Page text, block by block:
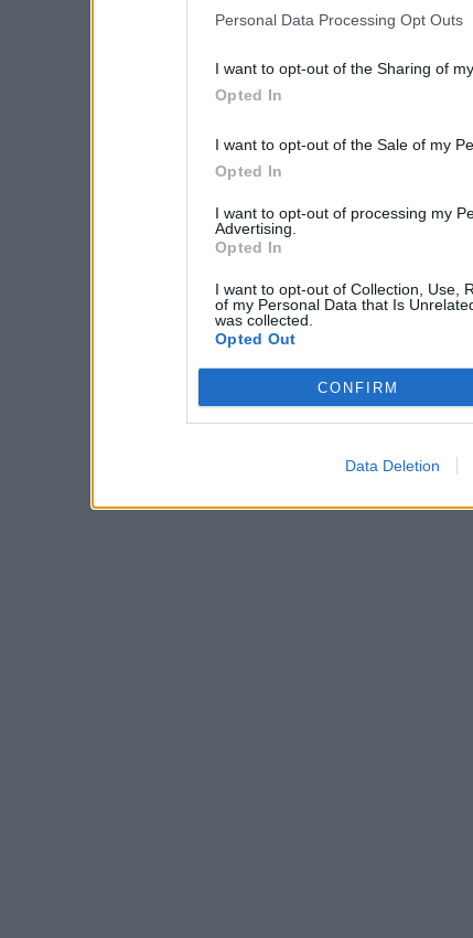
Personal Data Processing Opt Outs
I want to opt-out of the Sharing of
Opted In
I want to opt-out of the Sale of my
Opted In
I want to opt-out of processing my
Advertising.
Opted In
I want to opt-out of Collection, Use,
of my Personal Data that Is
was collected.
Opted Out
CONFIRM
Data Deletion